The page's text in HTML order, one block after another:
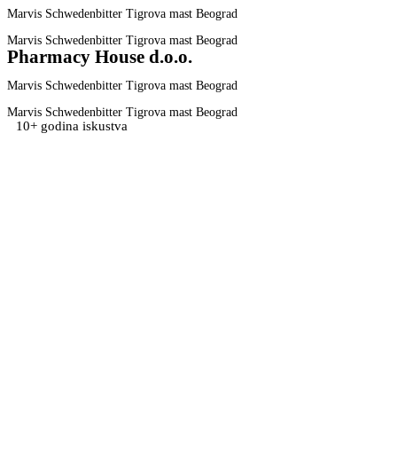
Marvis Schwedenbitter Tigrova mast Beograd
Marvis Schwedenbitter Tigrova mast Beograd
Pharmacy House d.o.o.
Marvis Schwedenbitter Tigrova mast Beograd
Marvis Schwedenbitter Tigrova mast Beograd
10+ godina iskustva